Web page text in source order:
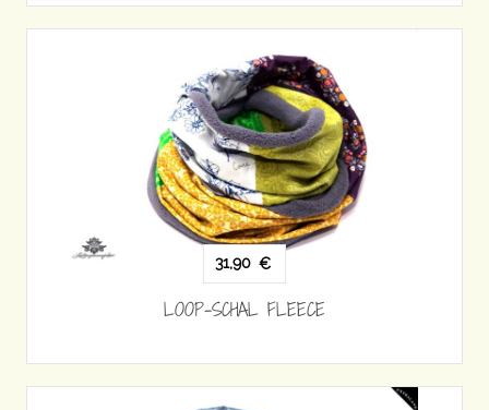
31,90 €
LOOP-SCHAL FLEECE